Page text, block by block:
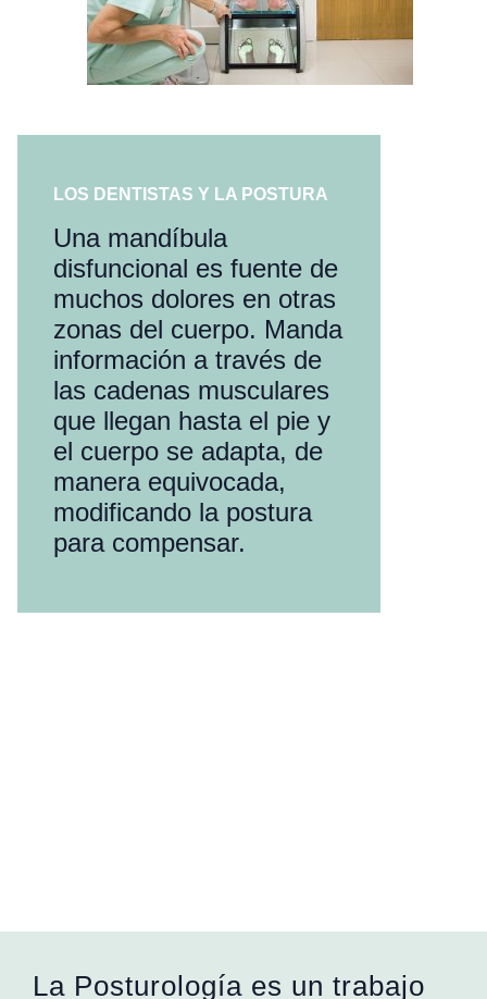
LOS DENTISTAS Y LA POSTURA
Una mandíbula
disfuncional es fuente de
muchos dolores en otras
zonas del cuerpo. Manda
información a través de
las cadenas musculares
que llegan hasta el pie y
el cuerpo se adapta, de
manera equivocada,
modificando la postura
para compensar.
La Posturología es un trabajo